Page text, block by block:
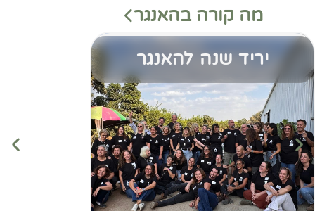
מה קורה בהאנגר
יריד שנה להאנגר